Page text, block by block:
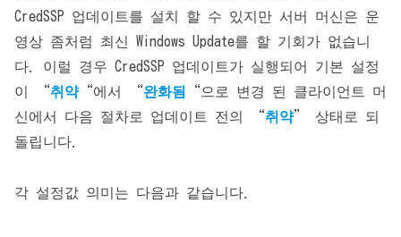
CredSSP 업데이트를 설치 할 수 있지만 서버 머신은 운
영상 좀처럼 최신 Windows Update를 할 기회가 없습니
다. 이럴 경우 CredSSP 업데이트가 실행되어 기본 설정
이 “취약“에서 “완화됨
“으로 변경 된 클라이언트 머
신에서 다음 절차로 업데이트 전의 “취약” 상태로 되
돌립니다.
각 설정값 의미는 다음과 같습니다.